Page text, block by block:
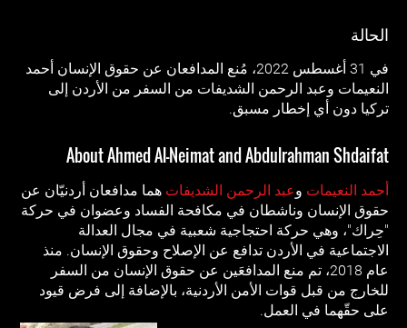
الحالة
في 31 أغسطس 2022، مُنع المدافعان عن حقوق الإنسان أحمد
النعيمات وعبد الرحمن الشديفات من السفر من الأردن إلى
تركيا دون أي إخطار مسبق.
About Ahmed Al-Neimat and Abdulrahman Shdaifat
أحمد النعيمات وعبد الرحمن الشديفات هما مدافعان أردنيّان عن
حقوق الإنسان وناشطان في مكافحة الفساد وعضوان في حركة
"حِراك"، وهي حركة احتجاجية شعبية في مجال العدالة
الاجتماعية في الأردن تدافع عن الإصلاح وحقوق الإنسان. منذ
عام 2018، تم منع المدافعَين عن حقوق الإنسان من السفر
للخارج من قبل قوات الأمن الأردنية، بالإضافة إلى فرض قيود
على حقّهما في العمل.